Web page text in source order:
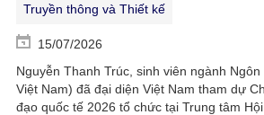
Truyền thông và Thiết kế
15/07/2026
Nguyễn Thanh Trúc, sinh viên ngành
Việt Nam) đã đại diện Việt Nam tham dự
đạo quốc tế 2026 tổ chức tại Trung tâm